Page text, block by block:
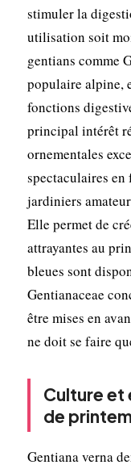
stimuler la
utilisation soit
gentians comme
populaire alpine,
fonctions
principal intérêt
ornementales
spectaculaires en
jardiniers
Elle permet de
attrayantes au
bleues sont
Gentianaceae
être mises en
ne doit se faire
Culture et
de
Gentiana verna